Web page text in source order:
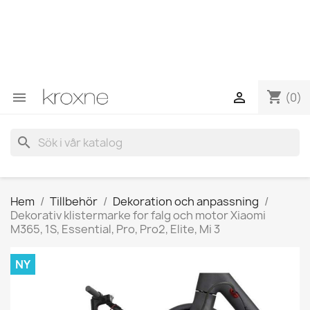
 shopping_cart (0)

search
Hem Tillbehör
Dekoration och anpassning
Dekorativ klistermarke for falg och motor Xiaomi
M365, 1S, Essential, Pro, Pro2, Elite, Mi 3
NY